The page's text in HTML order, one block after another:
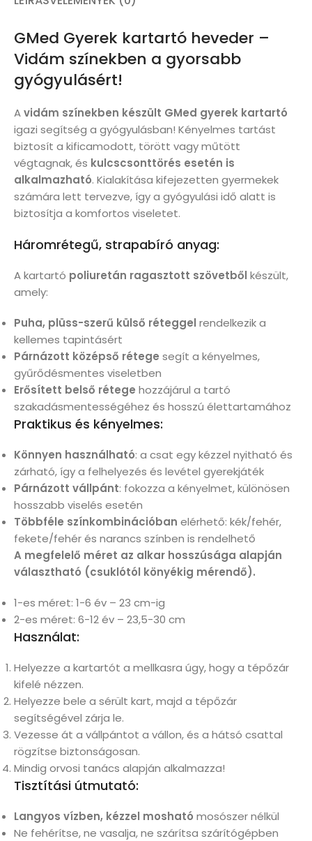
GMed Gyerek kartartó heveder –
Vidám színekben a gyorsabb
gyógyulásért!
Avidám színekben készült GMed gyerek kartartó
igazi segítség a gyógyulásban! Kényelmes tartást
biztosít a kificamodott, törött vagy műtött
végtagnak, és kulcscsonttörés esetén is
alkalmazható. Kialakítása kifejezetten gyermekek
számára lett tervezve, így a gyógyulási idő alatt is
biztosítja a komfortos viseletet.
Háromrétegű, strapabíró anyag:
A kartartó poliuretán ragasztott szövetből készült,
amely:
Puha, plüss-szerű külső réteggel rendelkezik a
kellemes tapintásért
Párnázott középső rétege segít a kényelmes,
gyűrődésmentes viseletben
Erősített belső rétege hozzájárul a tartó
szakadásmentességéhez és hosszú élettartamához
Praktikus és kényelmes:
Könnyen használható: a csat egy kézzel nyitható és
zárható, így a felhelyezés és levétel gyerekjáték
Párnázott vállpánt: fokozza a kényelmet, különösen
hosszabb viselés esetén
Többféle színkombinációban elérhető: kék/fehér,
fekete/fehér és narancs színben is rendelhető
A megfelelő méret az alkar hosszúsága alapján
választható (csuklótól könyékig mérendő).
1-es méret: 1-6 év – 23 cm-ig
2-es méret: 6-12 év – 23,5-30 cm
Használat:
Helyezze a kartartót a mellkasra úgy, hogy a tépőzár
kifelé nézzen.
Helyezze bele a sérült kart, majd a tépőzár
segítségével zárja le.
Vezesse át a vállpántot a vállon, és a hátsó csattal
rögzítse biztonságosan.
Mindig orvosi tanács alapján alkalmazza!
Tisztítási útmutató:
Langyos vízben, kézzel mosható mosószer nélkül
Ne fehérítse, ne vasalja, ne szárítsa szárítógépben